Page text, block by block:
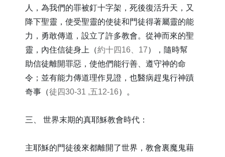
人，為我們的罪被釘十字架，死後復活升天，又
降下聖靈，使受聖靈的使徒和門徒得著屬靈的能
力，勇敢傳道，設立了許多教會。從神而來的聖
靈，內住信徒身上（約十四16、17），隨時幫
助信徒離開罪惡，使他們能行善、遵守神的命
令；並有能力傳道理作見證，也醫病趕鬼行神蹟
奇事（徒四30-31 ,五12-16）。
三、 世界末期的真耶穌教會時代：
主耶穌的門徒後來都離開了世界，教會裏魔鬼藉